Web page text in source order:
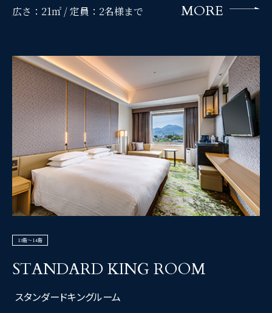
広さ：21㎡ /定員：2名様まで MORE
13階～14階
STANDARD KING ROOM
スタンダードキングルーム